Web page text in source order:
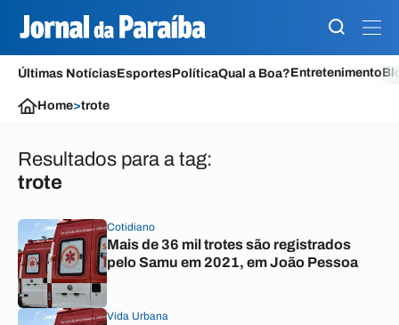
Últimas NotíciasEsportesPolíticaQual a Boa?Entretenimento
Home>trote
Resultados para a tag:
trote
Cotidiano
Mais de 36 mil trotes são registrados
pelo Samu em 2021, em João Pessoa
Vida Urbana